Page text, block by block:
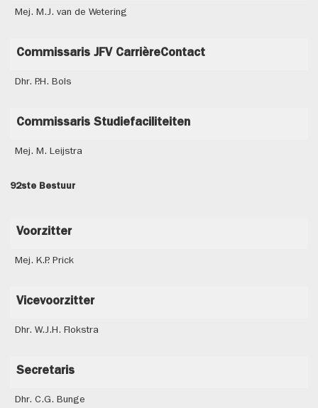
Mej. M.J. van de Wetering
Commissaris JFV CarrièreContact
Dhr. P.H. Bols
Commissaris Studiefaciliteiten
Mej. M. Leijstra
92ste Bestuur
Voorzitter
Mej. K.P. Prick
Vicevoorzitter
Dhr. W.J.H. Flokstra
Secretaris
Dhr. C.G. Bunge